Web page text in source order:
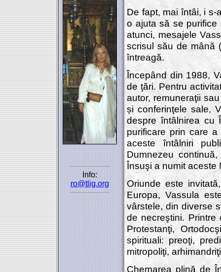
Info:
ro@tlig.org
De fapt, mai întâi, i s-
o ajuta să se
atunci, mesajele
scrisul său de mână (
întreagă.
Începând din 1988,
de ţări. Pentru
autor, remuneraţii
și conferinţele sale,
despre întâlnirea cu
purificare prin care
aceste întâlniri
Dumnezeu
Însuşi a numit aceste
Oriunde este
Europa, Vassula
vârstele, din diverse
de necreştini.
Protestanţi,
spirituali: preoţi,
mitropoliţi,
Chemarea plină de